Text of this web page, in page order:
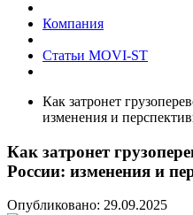
Компания
Статьи MOVI-ST
Как затронет
изменения и
Как затронет
России: изменения и
Опубликовано: 29.09.2025